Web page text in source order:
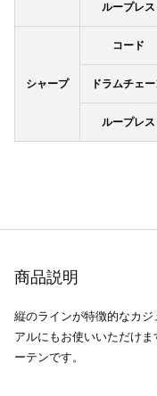
ループレス
シャープ
コード
ドラムチェ
ループレス
商品説明
縦のラインが特徴的なカ
アルにもお使いいただけ
ーテンです。